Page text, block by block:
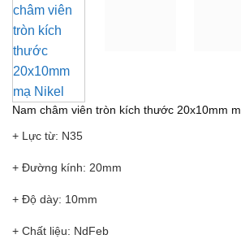
Nam châm viên tròn kích thước 20x10mm
+ Lực từ: N35
+ Đường kính: 20mm
+ Độ dày: 10mm
+ Chất liệu: NdFeb